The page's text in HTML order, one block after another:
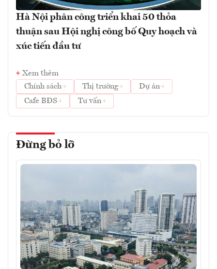
Hà Nội phân công triển khai 50 thỏa
thuận sau Hội nghị công bố Quy hoạch và
xúc tiến đầu tư
Xem thêm
Chính sách
Thị trường
Dự án
Cafe BĐS
Tư vấn
Đừng bỏ lỡ